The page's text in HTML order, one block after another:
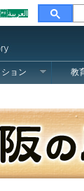
▼العربية
ョン 教